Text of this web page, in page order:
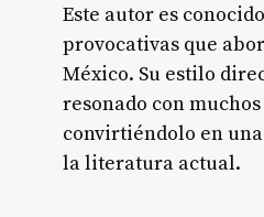
Este autor es
provocativas que
México. Su estilo
resonado con
convirtiéndolo en
la literatura actual.